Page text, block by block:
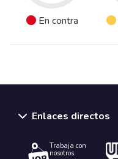
En contra
Enlaces directos
Trabaja con
nosotros.